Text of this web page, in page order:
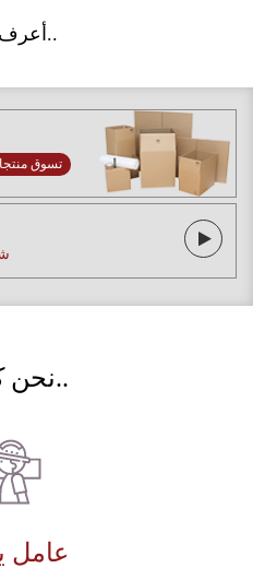
أعرف أكثر..
تسوق
نحن كذلك..
عامل